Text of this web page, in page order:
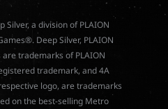
a division of PLAION
Deep Silver, PLAION
trademarks of PLAION
trademark, and 4A
logo, are trademarks
on the best-selling Metro